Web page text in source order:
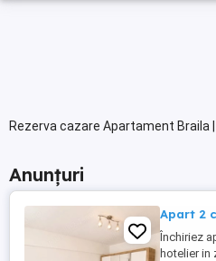
Rezerva cazare Apartament Braila
Anunțuri
Apart 2
Închiriez
hotelier in